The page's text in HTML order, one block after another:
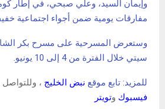
وإيمان السيد، وعلي صبحي، في إطار
مفارقات يومية ضمن أجواء اجتماعية
وستعرض المسرحية على مسرح بكر
سيتي خلال الفترة من 4 إلى 10 يونيو.
للمزيد: تابع موقع نبض الخليج ، وللتواصل
فيسبوك وتويتر